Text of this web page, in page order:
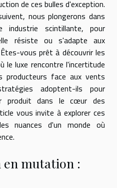
de ces bulles d'exception.
nous plongerons dans
scintillante, pour
résiste ou s'adapte aux
vous prêt à découvrir les
le luxe rencontre l'incertitude
producteurs face aux vents
adoptent-ils pour
produit dans le cœur des
vous invite à explorer ces
nuances d'un monde où
mutation :